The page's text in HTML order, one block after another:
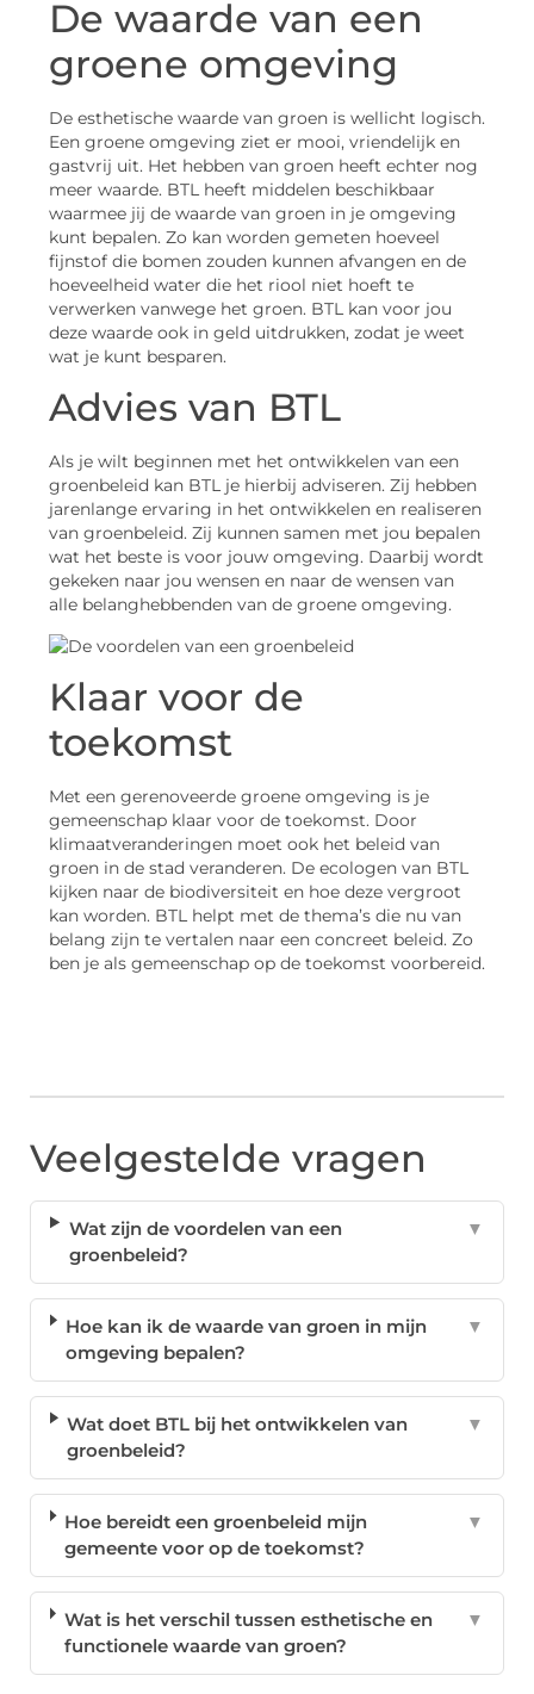
De waarde van een
groene omgeving
De esthetische waarde van groen is wellicht logisch.
Een groene omgeving ziet er mooi, vriendelijk en
gastvrij uit. Het hebben van groen heeft echter nog
meer waarde. BTL heeft middelen beschikbaar
waarmee jij de waarde van groen in je omgeving
kunt bepalen. Zo kan worden gemeten hoeveel
fijnstof die bomen zouden kunnen afvangen en de
hoeveelheid water die het riool niet hoeft te
verwerken vanwege het groen. BTL kan voor jou
deze waarde ook in geld uitdrukken, zodat je weet
wat je kunt besparen.
Advies van BTL
Als je wilt beginnen met het ontwikkelen van een
groenbeleid kan BTL je hierbij adviseren. Zij hebben
jarenlange ervaring in het ontwikkelen en realiseren
van groenbeleid. Zij kunnen samen met jou bepalen
wat het beste is voor jouw omgeving. Daarbij wordt
gekeken naar jou wensen en naar de wensen van
alle belanghebbenden van de groene omgeving.
Klaar voor de
toekomst
Met een gerenoveerde groene omgeving is je
gemeenschap klaar voor de toekomst. Door
klimaatveranderingen moet ook het beleid van
groen in de stad veranderen. De ecologen van BTL
kijken naar de biodiversiteit en hoe deze vergroot
kan worden. BTL helpt met de thema’s die nu van
belang zijn te vertalen naar een concreet beleid. Zo
ben je als gemeenschap op de toekomst voorbereid.
Veelgestelde vragen
Wat zijn de voordelen van een
groenbeleid?
▼
Hoe kan ik de waarde van groen in mijn
omgeving bepalen?
▼
Wat doet BTL bij het ontwikkelen van
groenbeleid?
▼
Hoe bereidt een groenbeleid mijn
gemeente voor op de toekomst?
▼
Wat is het verschil tussen esthetische en
functionele waarde van groen?
▼